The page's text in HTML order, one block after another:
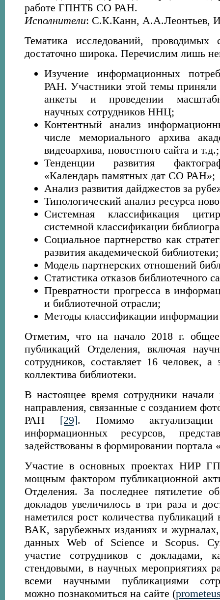
работе ГПНТБ СО РАН.
Исполнители: С.К.Канн, А.А.Леонтьев,
Тематика исследований, проводимых
достаточно широка. Перечислим лишь
Изучение информационных
РАН. Участники этой темы приняли
анкеты и проведении
научных сотрудников ННЦ;
Контентный анализ
числе мемориального архива
видеоархива, новостного сайта и т.д.;
Тенденции развития
«Календарь памятных дат СО РАН»;
Анализ развития дайджестов за
Типологический анализ ресурса
Системная классификация
системной классификации
Социальное партнерство как
развития академической библиотеки;
Модель партнерских отношений
Статистика отказов библиотечного
Превратности прогресса в
и библиотечной отрасли;
Методы классификации
Отметим, что на начало 2018 г. общее
публикаций Отделения, включая
сотрудников, составляет 16 человек, а
коллектива библиотеки.
В настоящее время сотрудники начали
направления, связанные с созданием
РАН [29]. Помимо актуализации
информационных ресурсов,
задействованы в формировании
Участие в основных проектах НИР
мощным фактором публикационной
Отделения. За последнее пятилетие
докладов увеличилось в три раза и
наметился рост количества публикаций
ВАК, зарубежных изданиях и
данных Web of Science и Scopus.
участие сотрудников с докладами,
стендовыми, в научных мероприятиях
всеми научными публикациями
можно познакомиться на сайте (